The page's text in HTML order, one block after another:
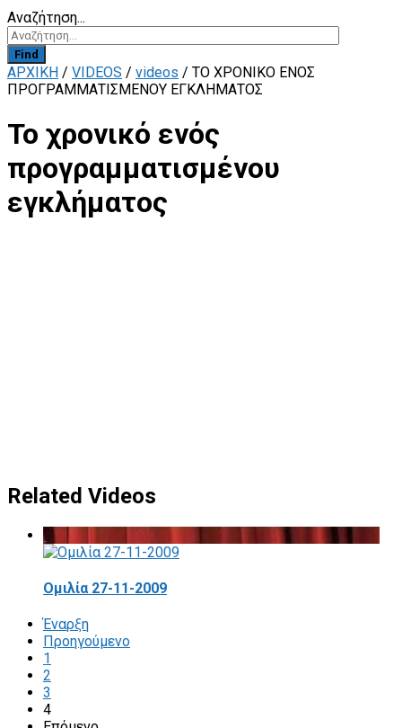
Αναζήτηση...
Find
ΑΡΧΙΚΗ / VIDEOS / videos / ΤΟ ΧΡΟΝΙΚΌ ΕΝΌΣ
ΠΡΟΓΡΑΜΜΑΤΙΣΜΈΝΟΥ ΕΓΚΛΉΜΑΤΟΣ
Το χρονικό ενός
προγραμματισμένου
εγκλήματος
Related Videos
Ομιλία 27-11-2009
Έναρξη
Προηγούμενο
1
2
3
4